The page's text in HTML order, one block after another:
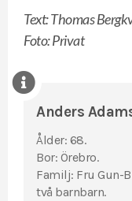
Text: Thomas
Foto: Privat
Anders
Ålder: 68.
Bor: Örebro.
Familj: Fru Gun-
två barnbarn.